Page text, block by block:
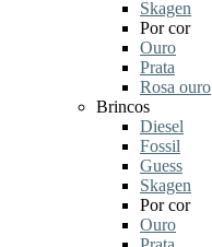
Skagen
Por cor
Ouro
Prata
Rosa ouro
Brincos
Diesel
Fossil
Guess
Skagen
Por cor
Ouro